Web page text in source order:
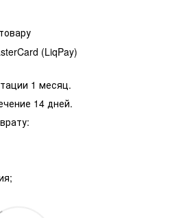
(LiqPay)
1 месяц.
14 дней.